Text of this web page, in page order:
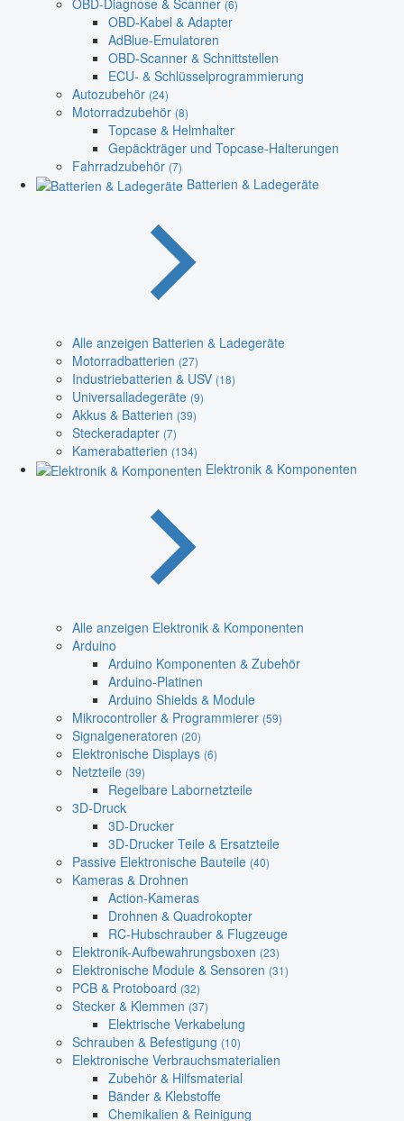
(6)
OBD-Kabel & Adapter
AdBlue-Emulatoren
OBD-Scanner & Schnittstellen
ECU- & Schlüsselprogrammierung
Autozubehör (24)
Motorradzubehör (8)
Topcase & Helmhalter
Gepäckträger und Topcase-Halterungen
Fahrradzubehör (7)
Batterien & Ladegeräte
Alle anzeigen Batterien & Ladegeräte
Motorradbatterien (27)
Industriebatterien & USV (18)
Universalladegeräte (9)
Akkus & Batterien (39)
Steckeradapter (7)
Kamerabatterien (134)
Elektronik & Komponenten
Alle anzeigen Elektronik & Komponenten
Arduino
Arduino Komponenten & Zubehör
Arduino-Platinen
Arduino Shields & Module
Mikrocontroller & Programmierer (59)
Signalgeneratoren (20)
Elektronische Displays (6)
Netzteile (39)
Regelbare Labornetzteile
3D-Druck
3D-Drucker
3D-Drucker Teile & Ersatzteile
Passive Elektronische Bauteile (40)
Kameras & Drohnen
Action-Kameras
Drohnen & Quadrokopter
RC-Hubschrauber & Flugzeuge
Elektronik-Aufbewahrungsboxen (23)
Elektronische Module & Sensoren (31)
PCB & Protoboard (32)
Stecker & Klemmen (37)
Elektrische Verkabelung
Schrauben & Befestigung (10)
Elektronische Verbrauchsmaterialien
Zubehör & Hilfsmaterial
Bänder & Klebstoffe
Chemikalien & Reinigung